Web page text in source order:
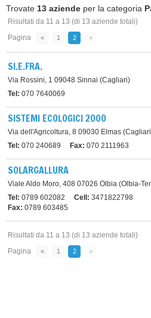
Trovate 13 aziende per la categoria
Risultati da 11 a 13 (di 13 aziende totali)
Pagina
« 1 2 »
SI.E.FRA.
Via Rossini, 1 09048 Sinnai (Cagliari)
Tel: 070 7640069
SISTEMI ECOLOGICI 2000
Via dell'Agricoltura, 8 09030 Elmas
Tel: 070 240689 Fax: 070 2111963
SOLARGALLURA
Viale Aldo Moro, 408 07026 Olbia (Olbia-
Tel: 0789 602082 Cell: 3471822798
Fax: 0789 603485
Risultati da 11 a 13 (di 13 aziende totali)
Pagina
« 1 2 »